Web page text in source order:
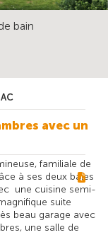
avec un
familiale de
à ses deux baies
une cuisine semi-
suite
beau garage avec
une salle de
bain